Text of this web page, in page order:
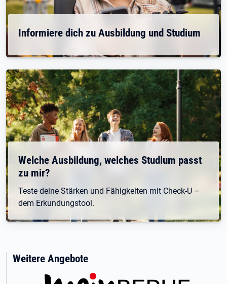
Informiere dich zu Ausbildung und Studium
Welche Ausbildung, welches Studium passt
zu mir?
Teste deine Stärken und Fähigkeiten mit Check-U –
dem Erkundungstool.
Weitere Angebote